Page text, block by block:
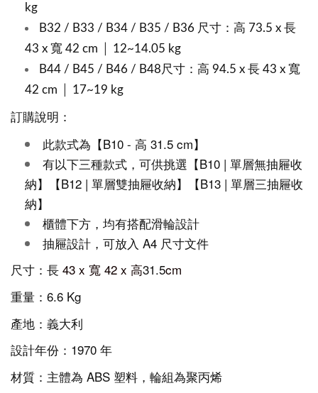
kg
B32 / B33 / B34 / B35 / B36 尺寸：高 73.5 x 長
43 x 寬 42 cm │ 12~14.05 kg
B44 / B45 / B46 / B48尺寸：高 94.5 x 長 43 x 寬
42 cm │ 17~19 kg
訂購說明：
此款式為【B10 - 高 31.5 cm】
有以下三種款式，可供挑選 【B10 | 單層無抽屜收
納】【B12 | 單層雙抽屜收納】【B13 | 單層三抽屜收
納】
櫃體下方，均有搭配滑輪設計
抽屜設計，可放入 A4 尺寸文件
尺寸：長 43 x 寬 42 x 高31.5cm
重量：6.6 Kg
產地：義大利
設計年份：1970 年
材質：主體為 ABS 塑料，輪組為聚丙烯